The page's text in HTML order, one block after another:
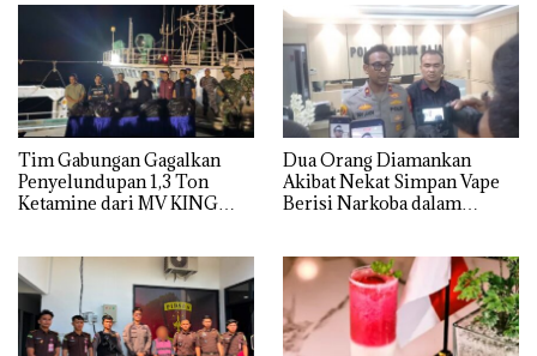
Tim Gabungan Gagalkan
Penyelundupan 1,3 Ton
Ketamine dari MV KING
Dua Orang Diamankan
Akibat Nekat Simpan Vape
Berisi Narkoba dalam